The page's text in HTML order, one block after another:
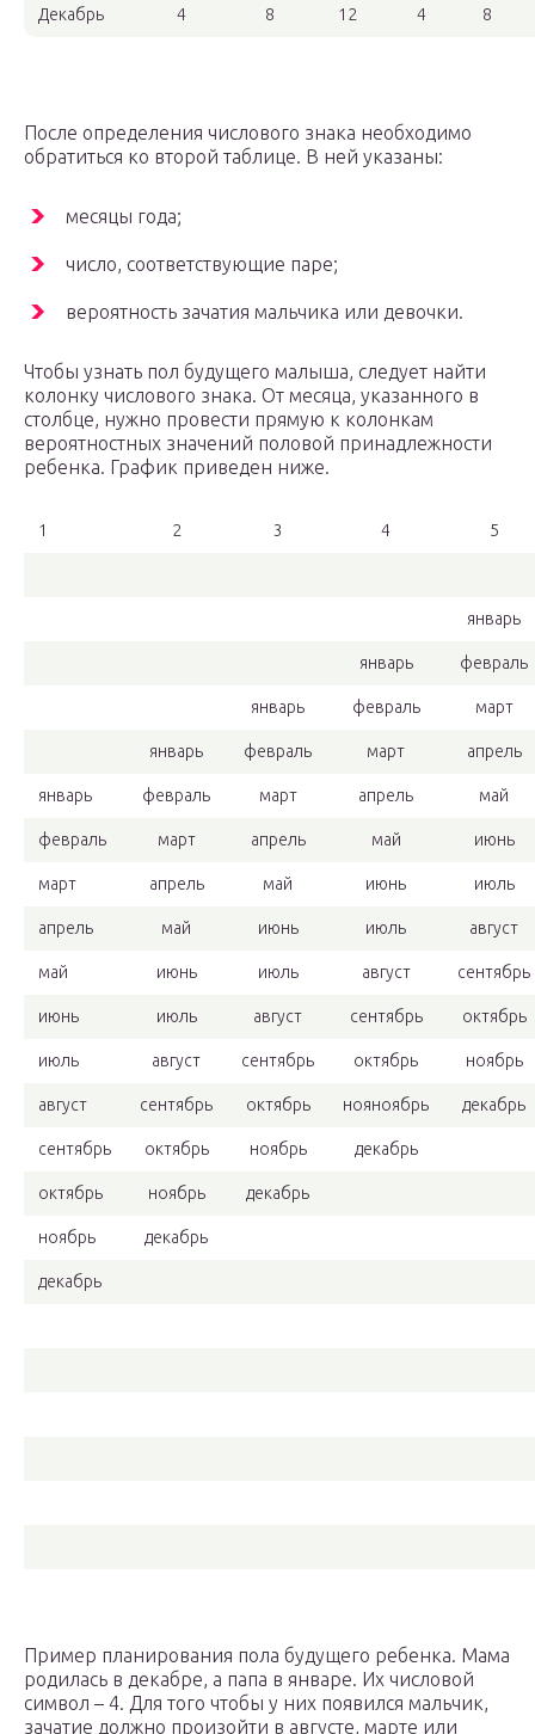
Декабрь 4 8 12 4 8
После определения числового знака необходимо
обратиться ко второй таблице. В ней указаны:
месяцы года;
число, соответствующие паре;
вероятность зачатия мальчика или девочки.
Чтобы узнать пол будущего малыша, следует найти
колонку числового знака. От месяца, указанного в
столбце, нужно провести прямую к колонкам
вероятностных значений половой принадлежности
ребенка. График приведен ниже.
1 2 3 4 5
январь
январь февраль
январь февраль март
январь февраль март апрель
январь февраль март апрель май
февраль март апрель май июнь
март апрель май июнь июль
апрель май июнь июль август
май июнь июль август сентябрь
июнь июль август сентябрь октябрь
июль август сентябрь октябрь ноябрь
август сентябрь октябрь нояноябрь декабрь
сентябрь октябрь ноябрь декабрь
октябрь ноябрь декабрь
ноябрь декабрь
декабрь
Пример планирования пола будущего ребенка. Мама
родилась в декабре, а папа в январе. Их числовой
символ – 4. Для того чтобы у них появился мальчик,
зачатие должно произойти в августе, марте или